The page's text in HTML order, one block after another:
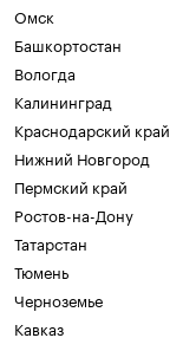
Омск
Башкортостан
Вологда
Калининград
Краснодарский край
Нижний Новгород
Пермский край
Ростов-на-Дону
Татарстан
Тюмень
Черноземье
Кавказ